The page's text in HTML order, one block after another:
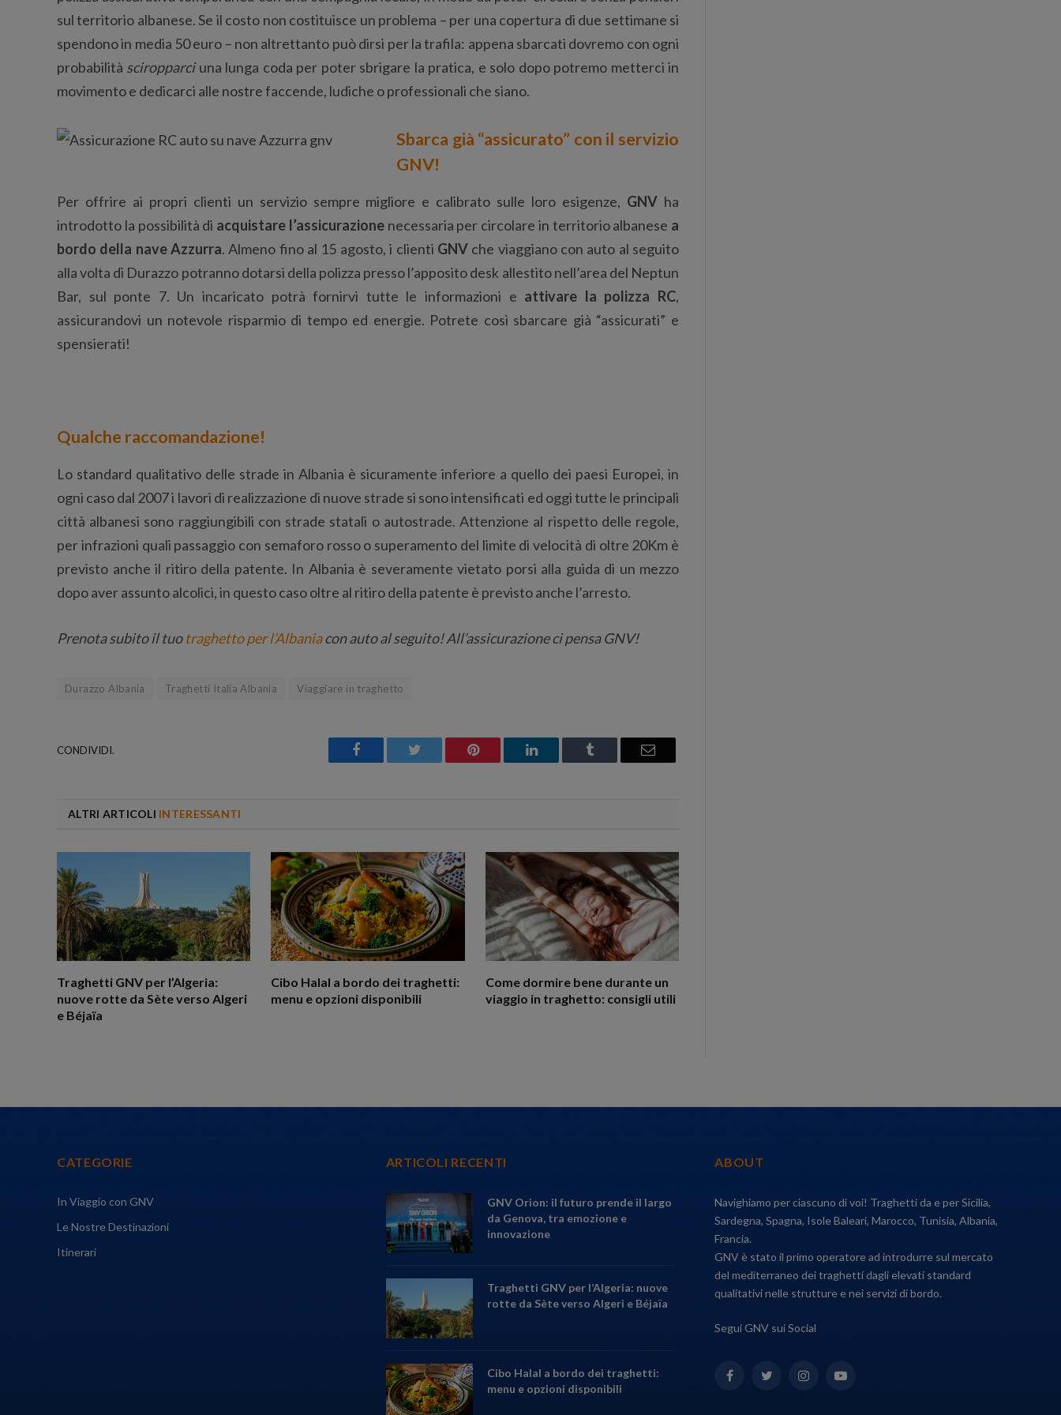
sul territorio albanese. Se il costo non costituisce un problema – per una copertura di due settimane si
spendono in media 50 euro – non altrettanto può dirsi per la trafila: appena sbarcati dovremo con ogni
probabilità sciropparciuna lunga coda per poter sbrigare la pratica, e solo dopo potremo metterci in
movimento e dedicarci alle nostre faccende, ludiche o professionali che siano.
Sbarca già “assicurato” con il servizio
GNV!
Per offrire ai propri clienti un servizio sempre migliore e calibrato sulle loro esigenze, GNV ha
introdotto la possibilità di acquistare l’assicurazionenecessaria per circolare in territorio albanese a
bordo della naveAzzurra. Almeno fino al 15 agosto, i clienti GNVche viaggiano con auto al seguito
alla volta di Durazzo potranno dotarsi della polizza presso l’apposito desk allestito nell’area del Neptun
Bar, sul ponte 7. Un incaricato potrà fornirvi tutte le informazioni e attivare la polizza RC,
assicurandovi un notevole risparmio di tempo ed energie. Potrete così sbarcare già “assicurati” e
spensierati!
Qualche raccomandazione!
Lo standard qualitativo delle strade in Albania è sicuramente inferiore a quello dei paesi Europei, in
ogni caso dal 2007 i lavori di realizzazione di nuove strade si sono intensificati ed oggi tutte le principali
città albanesi sono raggiungibili con strade statali o autostrade. Attenzione al rispetto delle regole,
per infrazioni quali passaggio con semaforo rosso o superamento del limite di velocità di oltre 20Km è
previsto anche il ritiro della patente. In Albania è severamente vietato porsi alla guida di un mezzo
dopo aver assunto alcolici, in questo caso oltre al ritiro della patente è previsto anche l’arresto.
Prenota subito il tuotraghetto per l’Albaniacon auto al seguito! All’assicurazione ci pensa GNV!
Durazzo Albania Traghetti Italia Albania Viaggiare in traghetto
CONDIVIDI. Facebook Twitter Pinterest LinkedIn Tumblr Email
ALTRI ARTICOLI INTERESSANTI
Traghetti GNV per l’Algeria:
nuove rotte da Sète verso Algeri
e Béjaïa
Cibo Halal a bordo dei traghetti:
menu e opzioni disponibili
Come dormire bene durante un
viaggio in traghetto: consigli utili
CATEGORIE
In Viaggio con GNV
Le Nostre Destinazioni
Itinerari
ARTICOLI RECENTI
GNV Orion: il futuro prende il largo
da Genova, tra emozione e
innovazione
Traghetti GNV per l’Algeria: nuove
rotte da Sète verso Algeri e Béjaïa
Cibo Halal a bordo dei traghetti:
menu e opzioni disponibili
ABOUT
Navighiamo per ciascuno di voi! Traghetti da e per Sicilia,
Sardegna, Spagna, Isole Baleari, Marocco, Tunisia, Albania,
Francia.
GNV è stato il primo operatore ad introdurre sul mercato
del mediterraneo dei traghetti dagli elevati standard
qualitativi nelle strutture e nei servizi di bordo.
Segui GNV sui Social
FacebookTwitterInstagramYouTube